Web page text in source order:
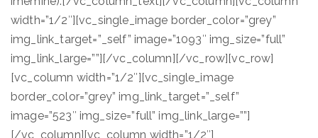
width=”1/2″][vc_single_image border_color=”grey”
img_link_target=”_self” image=”1093″ img_size=”full”
img_link_large=””][/vc_column][/vc_row][vc_row]
[vc_column width=”1/2″][vc_single_image
border_color=”grey” img_link_target=”_self”
image=”523″ img_size=”full” img_link_large=””]
[/vc_column][vc_column width=”1/2″]